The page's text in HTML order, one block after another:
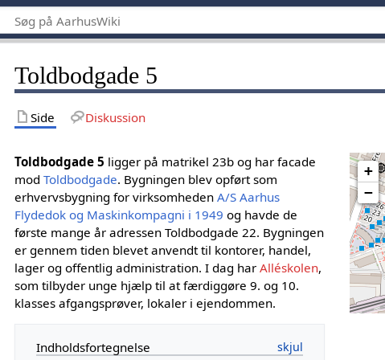
Toldbodgade 5
Side Diskussion
+
−
Toldbodgade 5 ligger på matrikel 23b og har facade
modToldbodgade. Bygningen blev opført som
erhvervsbygning for virksomhedenA/S Aarhus
Flydedok og Maskinkompagni i 1949 og havde de
første mange år adressen Toldbodgade 22. Bygningen
er gennem tiden blevet anvendt til kontorer, handel,
lager og offentlig administration. I dag harAlléskolen,
som tilbyder unge hjælp til at færdiggøre 9. og 10.
klasses afgangsprøver, lokaler i ejendommen.
Indholdsfortegnelse